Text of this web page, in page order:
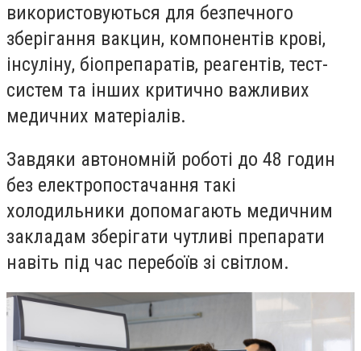
використовуються для безпечного
зберігання вакцин, компонентів крові,
інсуліну, біопрепаратів, реагентів, тест-
систем та інших критично важливих
медичних матеріалів.
Завдяки автономній роботі до 48 годин
без електропостачання такі
холодильники допомагають медичним
закладам зберігати чутливі препарати
навіть під час перебоїв зі світлом.